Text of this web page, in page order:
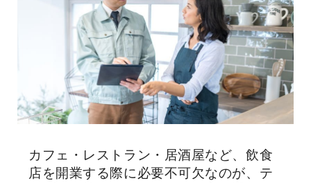
カフェ・レストラン・居酒屋など、飲食
店を開業する際に必要不可欠なのが、テ